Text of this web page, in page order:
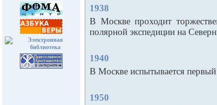
1938
В Москве проходит
полярной экспедиции на
1940
В Москве испытывается
1950